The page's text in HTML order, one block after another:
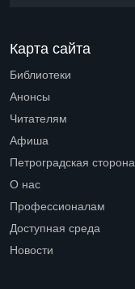
Карта сайта
Библиотеки
Анонсы
Читателям
Афиша
Петроградская сторона
О нас
Профессионалам
Доступная среда
Новости